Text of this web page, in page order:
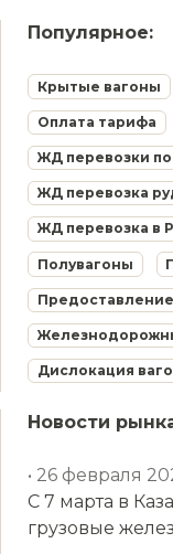
Популярное:
Крытые вагоны
Оплата тарифа
ЖД перевозки по
ЖД перевозка
ЖД перевозка в
Полувагоны
Дислокация
Новости
• 26 февраля
С 7 марта в
грузовые